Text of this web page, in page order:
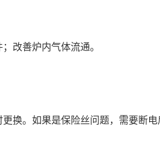
改善炉内气体流通。
换。如果是保险丝问题，需要断